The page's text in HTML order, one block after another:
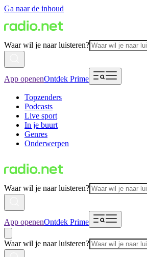
Ga naar de inhoud
Waar wil je naar luisteren?
App openenOntdek Prime
Topzenders
Podcasts
Live sport
In je buurt
Genres
Onderwerpen
Waar wil je naar luisteren?
App openenOntdek Prime
Waar wil je naar luisteren?